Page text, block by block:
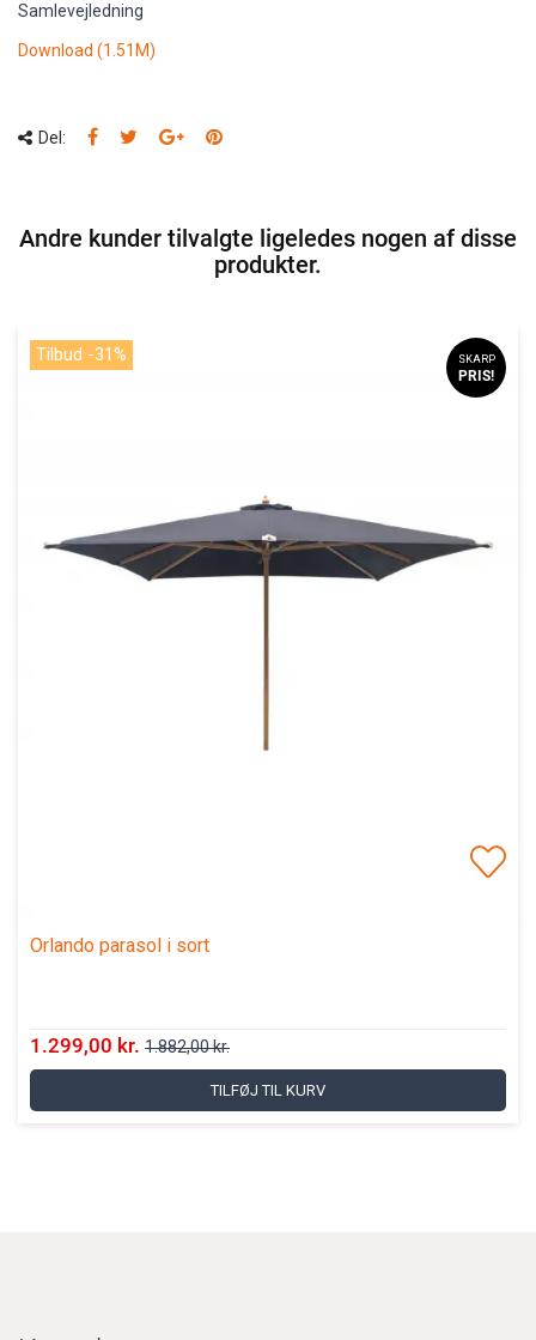
Samlevejledning
Download (1.51M)
Del:
Andre kunder tilvalgte ligeledes nogen af disse
produkter.
SKARP
PRIS!
Tilbud -31%
Orlando parasol i sort
1.299,00 kr. 1.882,00 kr.
TILFØJ TIL KURV